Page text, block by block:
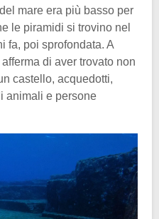
mare era più basso per
le piramidi si trovino nel
fa, poi sprofondata. A
di aver trovato non
castello, acquedotti,
animali e persone